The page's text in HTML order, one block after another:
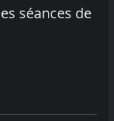
séances de